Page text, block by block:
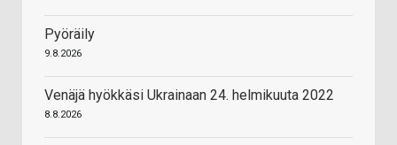
Pyöräily
9.8.2026
Venäjä hyökkäsi Ukrainaan 24. helmikuuta 2022
8.8.2026